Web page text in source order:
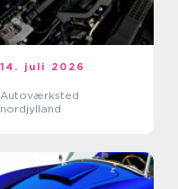
14. juli 2026
Autoværksted
nordjylland